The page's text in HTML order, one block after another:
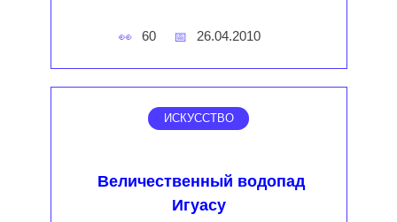
60 26.04.2010
ИСКУССТВО
Величественный водопад
Игуасу